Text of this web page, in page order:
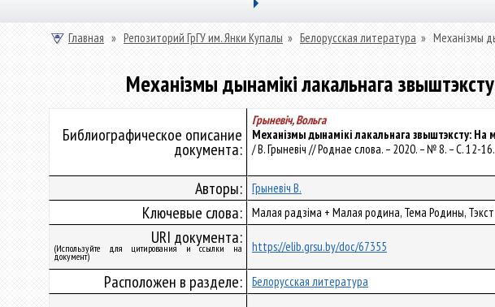
Главная » Репозиторий ГрГУ им. Янки Купалы » Белорусская литература » Механізмы
Механізмы дынамікі лакальнага
Библиографическое описание
документа:
Грыневіч, Вольга
Механізмы дынамікі лакальнага звыштэксту: Ha
/ В. Грыневіч // Роднае слова. – 2020. – № 8. – С. 12-16.
Авторы: Грыневіч В.
Ключевые слова: Малая радзіма + Малая родина, Тема Родины, Тэкст
URI документа:
(Используйте для цитирования и ссылки на
документ)
https://elib.grsu.by/doc/67355
Расположен в разделе: Белорусская литература